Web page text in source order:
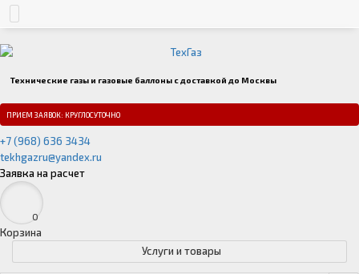
Технические газы и газовые баллоны с доставкой до Москвы
ПРИЕМ ЗАЯВОК: КРУГЛОСУТОЧНО
+7 (968) 636 3434
tekhgazru@yandex.ru
Заявка на расчет
0
Корзина
Услуги и товары